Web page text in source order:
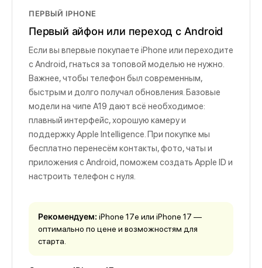
ПЕРВЫЙ IPHONE
Первый айфон или переход с Android
Если вы впервые покупаете iPhone или переходите
с Android, гнаться за топовой моделью не нужно.
Важнее, чтобы телефон был современным,
быстрым и долго получал обновления. Базовые
модели на чипе A19 дают всё необходимое:
плавный интерфейс, хорошую камеру и
поддержку Apple Intelligence. При покупке мы
бесплатно перенесём контакты, фото, чаты и
приложения с Android, поможем создать Apple ID и
настроить телефон с нуля.
Рекомендуем: iPhone 17e или iPhone 17 —
оптимально по цене и возможностям для
старта.